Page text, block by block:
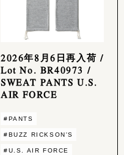
2026年8月6日再入荷 /
Lot No. BR40973 /
SWEAT PANTS U.S.
AIR FORCE
#PANTS
#BUZZ RICKSON'S
#U.S. AIR FORCE